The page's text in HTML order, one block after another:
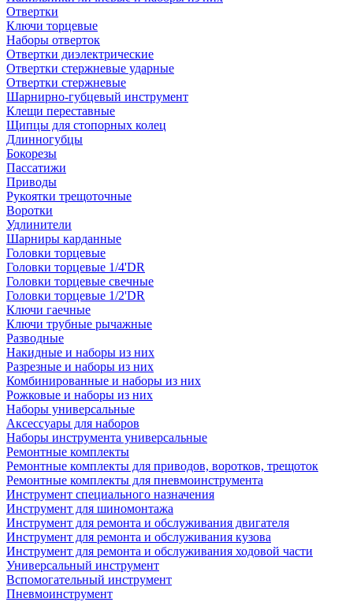
Отвертки
Ключи торцевые
Наборы отверток
Отвертки диэлектрические
Отвертки стержневые ударные
Отвертки стержневые
Шарнирно-губцевый инструмент
Клещи переставные
Щипцы для стопорных колец
Длинногубцы
Бокорезы
Пассатижи
Приводы
Рукоятки трещоточные
Воротки
Удлинители
Шарниры карданные
Головки торцевые
Головки торцевые 1/4'DR
Головки торцевые свечные
Головки торцевые 1/2'DR
Ключи гаечные
Ключи трубные рычажные
Разводные
Накидные и наборы из них
Разрезные и наборы из них
Комбинированные и наборы из них
Рожковые и наборы из них
Наборы универсальные
Аксессуары для наборов
Наборы инструмента универсальные
Ремонтные комплекты
Ремонтные комплекты для приводов, воротков, трещоток
Ремонтные комплекты для пневмоинструмента
Инструмент специального назначения
Инструмент для шиномонтажа
Инструмент для ремонта и обслуживания двигателя
Инструмент для ремонта и обслуживания кузова
Инструмент для ремонта и обслуживания ходовой части
Универсальный инструмент
Вспомогательный инструмент
Пневмоинструмент